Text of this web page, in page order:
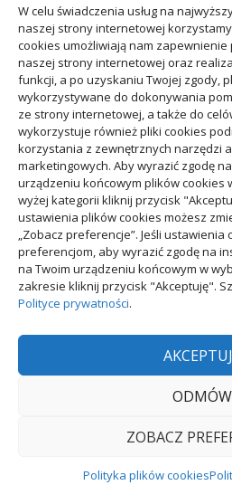
W celu świadczenia usług na
naszej strony internetowej
cookies umożliwiają nam zapewnienie
naszej strony internetowej oraz
funkcji, a po uzyskaniu Twojej zgody,
wykorzystywane do dokonywania
ze strony internetowej, a także do
wykorzystuje również pliki cookies
korzystania z zewnętrznych narzędzi
marketingowych. Aby wyrazić zgodę
urządzeniu końcowym plików cookies
wyżej kategorii kliknij przycisk
ustawienia plików cookies możesz
„Zobacz preferencje”. Jeśli ustawienia
preferencjom, aby wyrazić zgodę na
na Twoim urządzeniu końcowym w
zakresie kliknij przycisk "Akceptuję".
Polityce prywatności.
ODMÓW
ZOBACZ
Polityka plików cookies
Budownictwo
Dom
Ogród
Przemysł
Polityka plików cookies (EU) |
MOTYW: